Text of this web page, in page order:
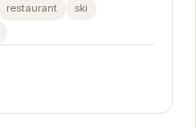
restaurant
ski